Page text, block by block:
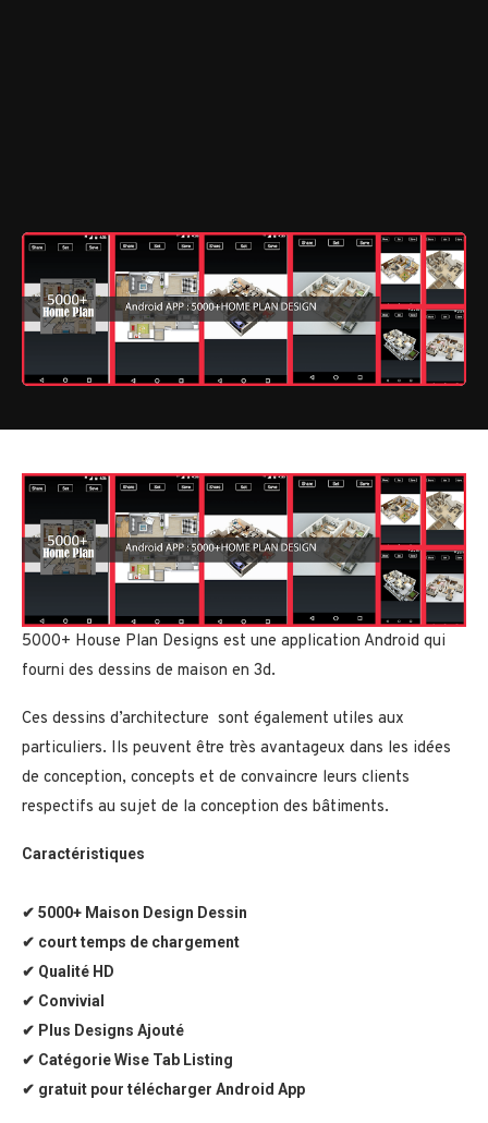
5000+ House Plan Designs est une application Android qui
fourni des dessins de maison en 3d.
Ces dessins d’architecture sont également utiles aux
particuliers. Ils peuvent être très avantageux dans les idées
de conception, concepts et de convaincre leurs clients
respectifs au sujet de la conception des bâtiments.
Caractéristiques
✔ 5000+ Maison Design Dessin
✔ court temps de chargement
✔ Qualité HD
✔ Convivial
✔ Plus Designs Ajouté
✔ Catégorie Wise Tab Listing
✔ gratuit pour télécharger Android App